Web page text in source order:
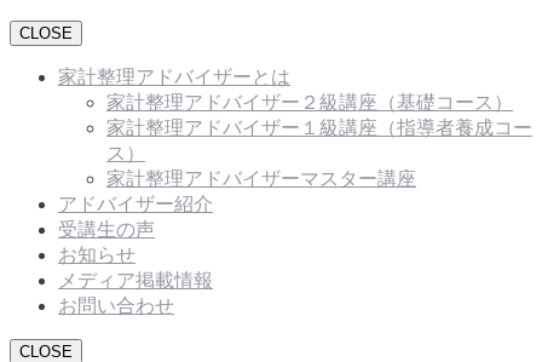
CLOSE
家計整理アドバイザーとは
家計整理アドバイザー２級講座（基礎コース）
家計整理アドバイザー１級講座（指導者養成コー
ス）
家計整理アドバイザーマスター講座
アドバイザー紹介
受講生の声
お知らせ
メディア掲載情報
お問い合わせ
CLOSE